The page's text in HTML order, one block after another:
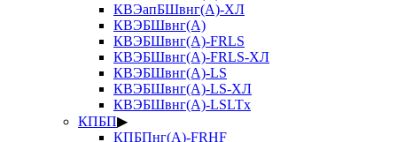
КВЭапБШвнг(А)-ХЛ
КВЭБШвнг(А)
КВЭБШвнг(А)-FRLS
КВЭБШвнг(А)-FRLS-ХЛ
КВЭБШвнг(А)-LS
КВЭБШвнг(А)-LS-ХЛ
КВЭБШвнг(А)-LSLTx
КПБП▶
КПБПнг(А)-FRHF